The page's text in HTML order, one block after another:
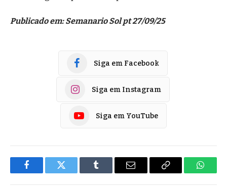
Publicado em: Semanario Sol pt 27/09/25
Siga em Facebook
Siga em Instagram
Siga em YouTube
FacebookTwitter Tumblr
E-
Copiar